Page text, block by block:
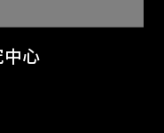
中心
一世紀視覺